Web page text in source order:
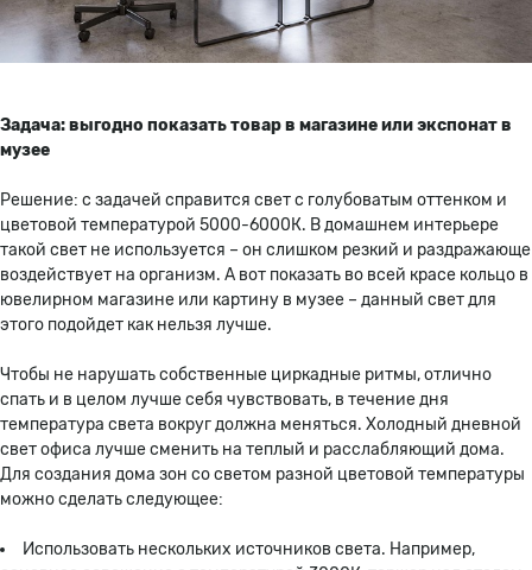
Задача: выгодно показать товар в магазине или экспонат в
музее
Решение: с задачей справится свет с голубоватым оттенком и
цветовой температурой 5000-6000К. В домашнем интерьере
такой свет не используется – он слишком резкий и раздражающе
воздействует на организм. А вот показать во всей красе кольцо в
ювелирном магазине или картину в музее – данный свет для
этого подойдет как нельзя лучше.
Чтобы не нарушать собственные циркадные ритмы, отлично
спать и в целом лучше себя чувствовать, в течение дня
температура света вокруг должна меняться. Холодный дневной
свет офиса лучше сменить на теплый и расслабляющий дома.
Для создания дома зон со светом разной цветовой температуры
можно сделать следующее:
Использовать нескольких источников света. Например,